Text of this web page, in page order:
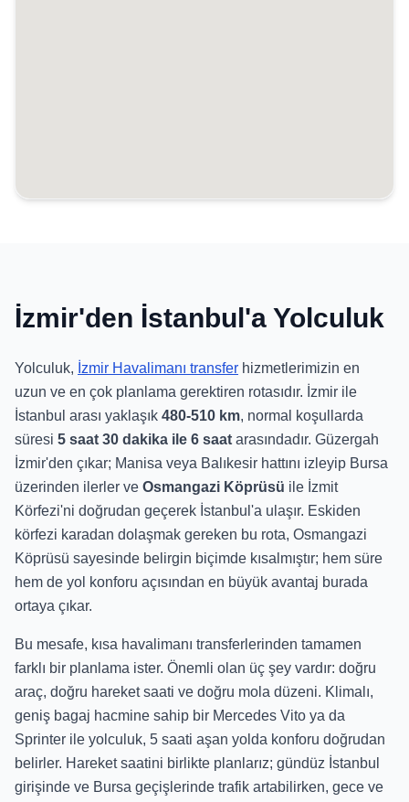
İzmir'den İstanbul'a Yolculuk
Yolculuk, İzmir Havalimanı transfer hizmetlerimizin en
uzun ve en çok planlama gerektiren rotasıdır. İzmir ile
İstanbul arası yaklaşık 480-510 km, normal koşullarda
süresi 5 saat 30 dakika ile 6 saat arasındadır. Güzergah
İzmir'den çıkar; Manisa veya Balıkesir hattını izleyip Bursa
üzerinden ilerler ve Osmangazi Köprüsü ile İzmit
Körfezi'ni doğrudan geçerek İstanbul'a ulaşır. Eskiden
körfezi karadan dolaşmak gereken bu rota, Osmangazi
Köprüsü sayesinde belirgin biçimde kısalmıştır; hem süre
hem de yol konforu açısından en büyük avantaj burada
ortaya çıkar.
Bu mesafe, kısa havalimanı transferlerinden tamamen
farklı bir planlama ister. Önemli olan üç şey vardır: doğru
araç, doğru hareket saati ve doğru mola düzeni. Klimalı,
geniş bagaj hacmine sahip bir Mercedes Vito ya da
Sprinter ile yolculuk, 5 saati aşan yolda konforu doğrudan
belirler. Hareket saatini birlikte planlarız; gündüz İstanbul
girişinde ve Bursa geçişlerinde trafik artabilirken, gece ve